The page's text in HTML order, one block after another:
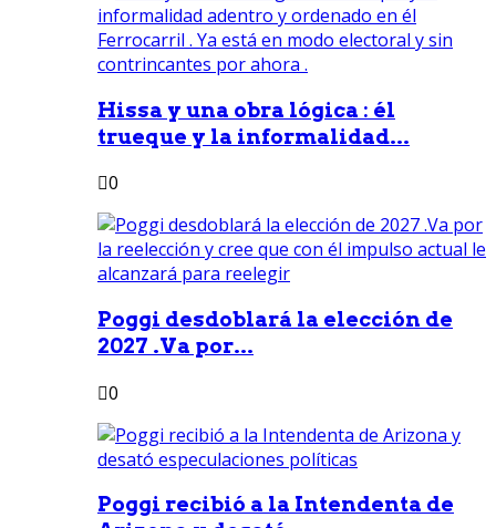
Hissa y una obra lógica : él
trueque y la informalidad...
0
Poggi desdoblará la elección de
2027 .Va por...
0
Poggi recibió a la Intendenta de